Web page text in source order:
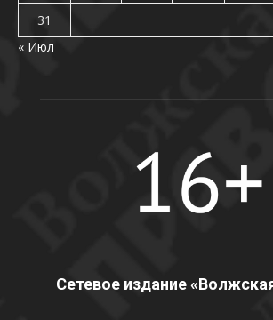
31
« Июл
Сетевое издание